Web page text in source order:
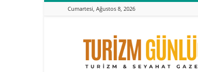
Cumartesi, Ağustos 8, 2026
Turizm
Günlüğü